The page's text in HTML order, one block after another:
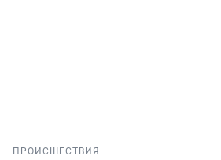
ПРОИСШЕСТВИЯ